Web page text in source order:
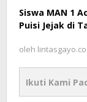
Siswa MAN 1
Puisi Jejak di
oleh lintasgayo.co
Ikuti Kami